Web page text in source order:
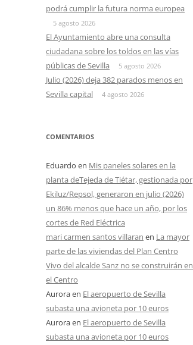
podrá cumplir la futura norma europea
5 agosto 2026
El Ayuntamiento abre una consulta
ciudadana sobre los toldos en las vías
públicas de Sevilla
5 agosto 2026
Julio (2026) deja 382 parados menos en
Sevilla capital
4 agosto 2026
COMENTARIOS
Eduardo en Mis paneles solares en la
planta deTejeda de Tiétar, gestionada por
Ekiluz/Repsol, generaron en julio (2026)
un 86% menos que hace un año, por los
cortes de Red Eléctrica
mari carmen santos villaran en La mayor
parte de las viviendas del Plan Centro
Vivo del alcalde Sanz no se construirán en
el Centro
Auroraen El aeropuerto de Sevilla
subasta una avioneta por 10 euros
Auroraen El aeropuerto de Sevilla
subasta una avioneta por 10 euros